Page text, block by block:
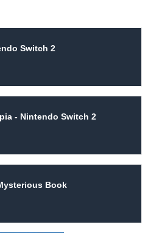
Switch 2
- Nintendo Switch 2
Book